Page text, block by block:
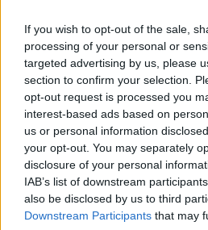
If you wish to opt-out of the sale,
processing of your personal or
targeted advertising by us, please
section to confirm your selection.
opt-out request is processed you
interest-based ads based on
us or personal information
your opt-out. You may separately
disclosure of your personal
IAB’s list of downstream
also be disclosed by us to third
Downstream Participants that may
Marfin: Στην Ευελπίδων η 46χρονη
φονικό εμπρησμό
7 Αυγούστου, 2026
Θεοδωρικάκος: Συμβάλλουμε στην
πατρίδας μας με νέο αναπτυξιακό
7 Αυγούστου, 2026
Αεροδρόμιο Καστελλίου: Όλα